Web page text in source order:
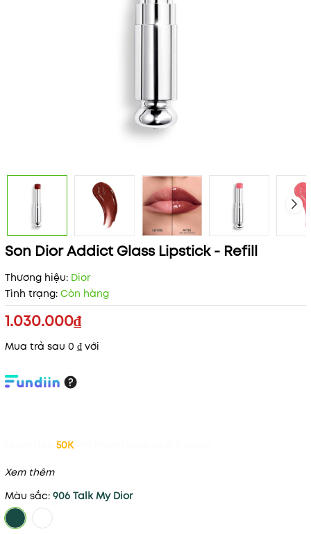
Son Dior Addict Glass Lipstick - Refill
Thương hiệu: Dior
Tình trạng: Còn hàng
1.030.000₫
Mua trả sau 0 ₫ với
50K
Xem thêm
Màu sắc: 906 Talk My Dior